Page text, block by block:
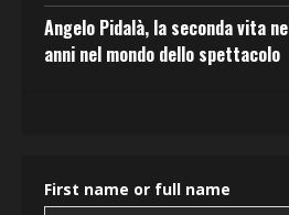
Angelo Pidalà, la seconda vita
anni nel mondo dello spettacolo
First name or full name